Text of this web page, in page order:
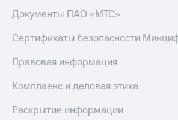
Документы ПАО «МТС»
Сертификаты безопасности
Правовая информация
Комплаенс и деловая этика
Раскрытие информации